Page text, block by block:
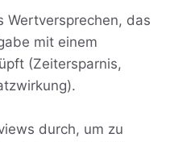
Wertversprechen, das
mit einem
(Zeitersparnis,
durch, um zu